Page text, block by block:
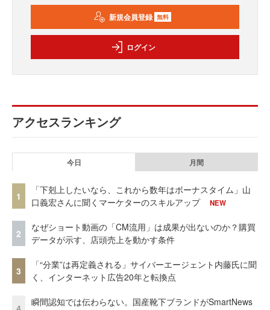
新規会員登録 無料
ログイン
アクセスランキング
今日 月間
1
「下剋上したいなら、これから数年はボーナスタイム」山
口義宏さんに聞くマーケターのスキルアップ
NEW
2
なぜショート動画の「CM流用」は成果が出ないのか？購買
データが示す、店頭売上を動かす条件
3
「“分業”は再定義される」サイバーエージェント内藤氏に聞
く、インターネット広告20年と転換点
瞬間認知では伝わらない。国産靴下ブランドがSmartNews